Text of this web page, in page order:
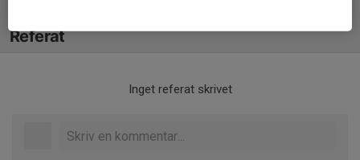
Referat
Inget referat skrivet